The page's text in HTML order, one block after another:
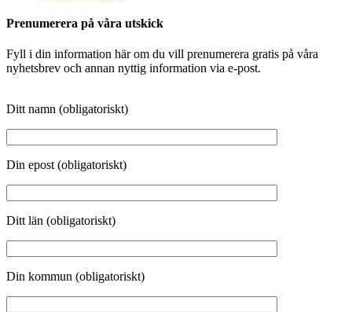
Prenumerera på våra utskick
Fyll i din information här om du vill prenumerera gratis på våra
nyhetsbrev och annan nyttig information via e-post.
Ditt namn (obligatoriskt)
Din epost (obligatoriskt)
Ditt län (obligatoriskt)
Din kommun (obligatoriskt)